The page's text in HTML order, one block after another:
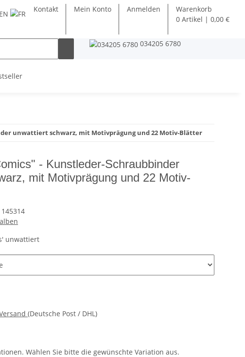
Kontakt Mein Konto Anmelden
Warenkorb
0 Artikel | 0,00 €
034205 6780
unwattiert schwarz, mit Motivprägung und 22 Motiv-Blätter
- Kunstleder-Schraubbinder
mit Motivprägung und 22 Motiv-
145314
unwattiert
(Deutsche Post / DHL)
Wählen Sie bitte die gewünschte Variation aus.